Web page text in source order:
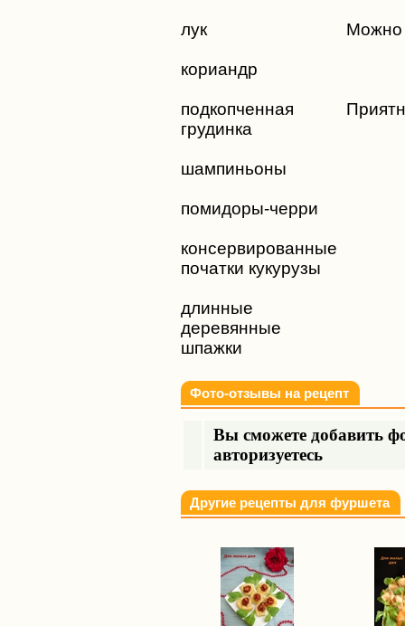
лук
кориандр
подкопченная
грудинка
шампиньоны
помидоры-черри
консервированные
початки кукурузы
длинные
деревянные
шпажки
Можно
Фото-отзывы на рецепт
Вы сможете добавить
авторизуетесь
Другие рецепты для фуршета